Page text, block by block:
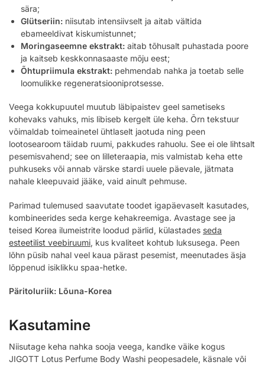
sära;
Glütseriin: niisutab intensiivselt ja aitab vältida
ebameeldivat kiskumistunnet;
Moringaseemne ekstrakt: aitab tõhusalt puhastada poore
ja kaitseb keskkonnasaaste mõju eest;
Õhtupriimula ekstrakt: pehmendab nahka ja toetab selle
loomulikke regeneratsiooniprotsesse.
Veega kokkupuutel muutub läbipaistev geel sametiseks
kohevaks vahuks, mis libiseb kergelt üle keha. Õrn tekstuur
võimaldab toimeainetel ühtlaselt jaotuda ning peen
lootosearoom täidab ruumi, pakkudes rahuolu. See ei ole lihtsalt
pesemisvahend; see on lilleteraapia, mis valmistab keha ette
puhkuseks või annab värske stardi uuele päevale, jätmata
nahale kleepuvaid jääke, vaid ainult pehmuse.
Parimad tulemused saavutate toodet igapäevaselt kasutades,
kombineerides seda kerge kehakreemiga. Avastage see ja
teised Korea ilumeistrite loodud pärlid, külastades seda
esteetilist veebiruumi, kus kvaliteet kohtub luksusega. Peen
lõhn püsib nahal veel kaua pärast pesemist, meenutades äsja
lõppenud isiklikku spaa-hetke.
Päritoluriik: Lõuna-Korea
Kasutamine
Niisutage keha nahka sooja veega, kandke väike kogus
JIGOTT Lotus Perfume Body Washi peopesadele, käsnale või